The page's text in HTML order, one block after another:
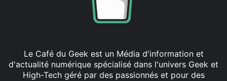
Le Café du Geek est un Média d'information et
d'actualité numérique spécialisé dans l'univers Geek et
High-Tech géré par des passionnés et pour des